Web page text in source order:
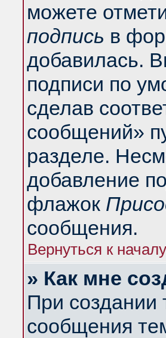
можете
подпись в
добавилась.
подписи по
сделав
сообщений»
разделе.
добавление
флажок
сообщения.
Вернуться к началу
» Как мне
При создании
сообщения